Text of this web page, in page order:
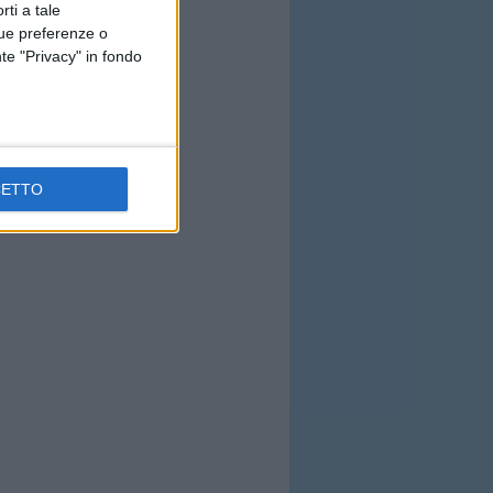
a tale
preferenze o
"Privacy" in fondo